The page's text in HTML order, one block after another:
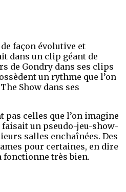
façon évolutive et
dans un clip géant de
de Gondry dans ses clips
un rythme que l’on
Show dans ses
pas celles que l’on imagine
un pseudo-jeu-show-
salles enchaînées. Des
pour certaines, en dire
fonctionne très bien.